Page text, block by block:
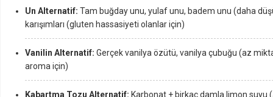
Un Alternatif: Tam buğday unu, yulaf unu, badem unu (daha
karışımları (gluten hassasiyeti olanlar için)
Vanilin Alternatif: Gerçek vanilya özütü, vanilya çubuğu (az
aroma için)
Kabartma Tozu Alternatif: Karbonat + birkaç damla limon suyu